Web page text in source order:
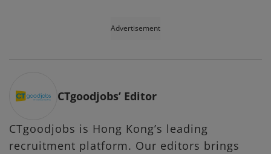
Advertisement
CTgoodjobs’ Editor
CTgoodjobs is Hong Kong’s leading
recruitment platform. Our editors brings